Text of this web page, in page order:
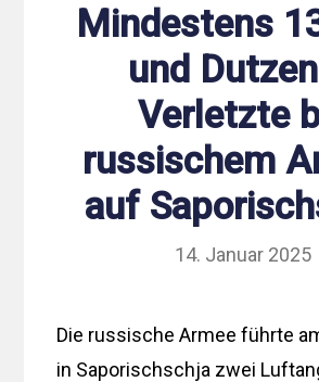
Mindestens
und
Verletzte
russischem
auf
14. Januar 2025
Die russische Armee führte
in Saporischschja zwei